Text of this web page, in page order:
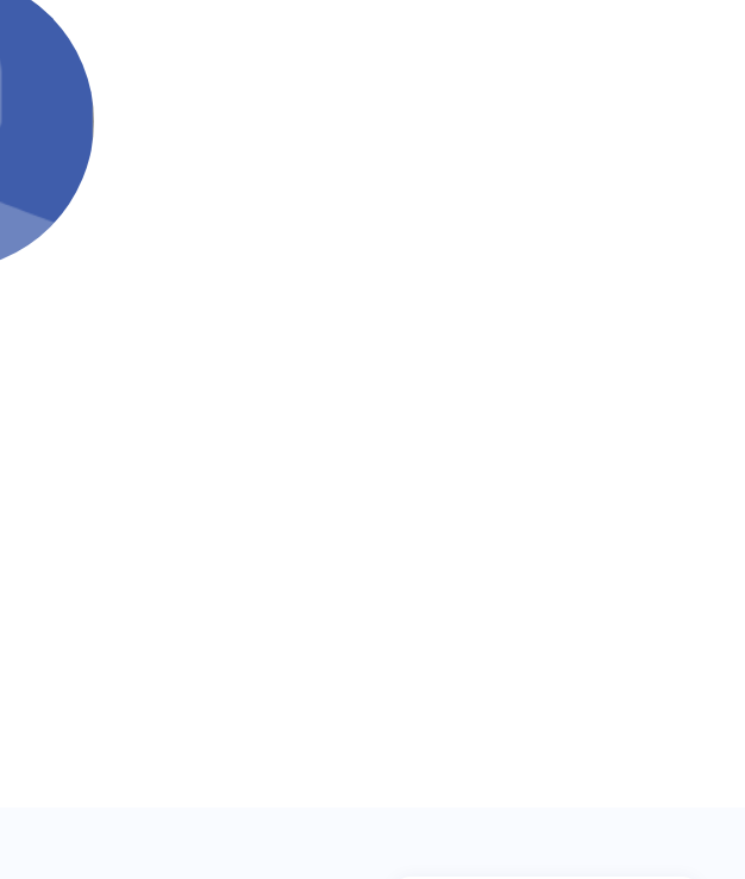
КНИГА В КОМПЛЕКТІ